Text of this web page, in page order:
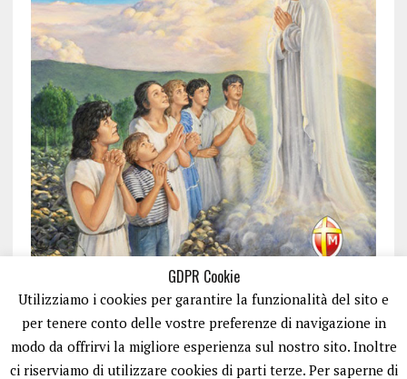
GDPR Cookie
Utilizziamo i cookies per garantire la funzionalità del sito e
per tenere conto delle vostre preferenze di navigazione in
modo da offrirvi la migliore esperienza sul nostro sito. Inoltre
ci riserviamo di utilizzare cookies di parti terze. Per saperne di